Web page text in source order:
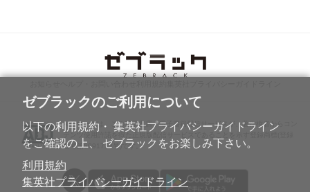
ゼブラックのご利用について
以下の利用規約・ 集英社プライバシーガイドライン
をご確認の上、 ゼブラックをお楽しみ下さい。
利用規約
集英社プライバシーガイドライン
ABJマークは、この電子書店・電子書籍配信サービスが、著作権者からコン
テンツ使用許諾を得た正規版配信サービスであることを示す登録商標(登録
番号第6091713号)です。